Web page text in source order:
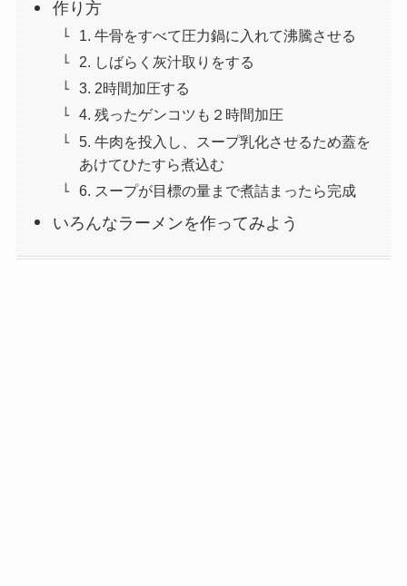
作り方
1. 牛骨をすべて圧力鍋に入れて沸騰させる
2. しばらく灰汁取りをする
3. 2時間加圧する
4. 残ったゲンコツも２時間加圧
5. 牛肉を投入し、スープ乳化させるため蓋を
あけてひたすら煮込む
6. スープが目標の量まで煮詰まったら完成
いろんなラーメンを作ってみよう